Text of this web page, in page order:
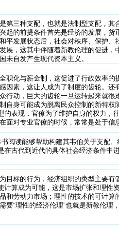
三种支配，也就是法制型支配，
的前提条件首先是经济的发展，
发展状态后，社会对秩序、保护、
，这其中伴随着新教伦理的促进
未自发产生现代资本主义。
化与薪金制，这促进了行政效率
素，这让人成为了制度的齿轮。
动，巨大的齿轮一旦运转起来就很
身可能成为脱离民众控制的新特
表现，官僚为了维护自身的权力，
对专业官僚的时候，常常是处于信
阅读能够帮助构建其韦伯关于支配
古代到近代的具体社会经济条件中
标的行为，经济组织的类型主要
算成为可能，这是市场扩张和理性
劳动力市场；理性的技术的可计
“理性的经济伦理”也就是新教伦理